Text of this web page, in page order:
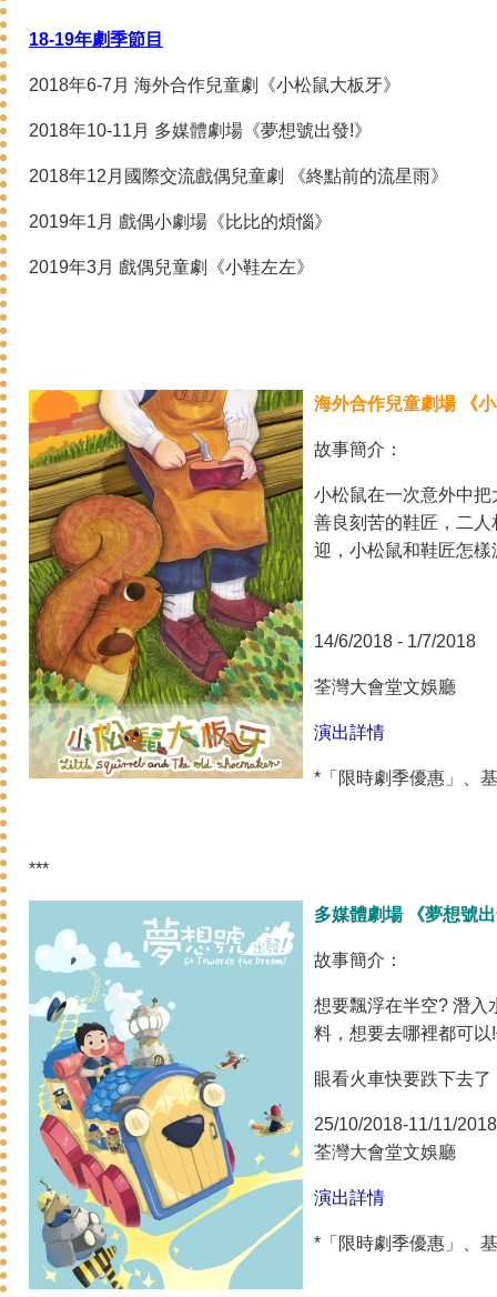
18-19年劇季節目
2018年6-7月 海外合作兒童劇《小松鼠大板牙》
2018年10-11月 多媒體劇場《夢想號出發!》
2018年12月國際交流戲偶兒童劇 《終點前的流星雨》
2019年1月 戲偶小劇場《比比的煩惱》
2019年3月 戲偶兒童劇《小鞋左左》
海外合作兒童劇場 《
故事簡介：
小松鼠在一次意外中
善良刻苦的鞋匠，二
迎，小松鼠和鞋匠怎樣
14/6/2018 - 1/7/2018
荃灣大會堂文娛廳
演出詳情
*「限時劇季優惠」、
***
多媒體劇場 《夢想號
故事簡介：
想要飄浮在半空? 潛入
料，想要去哪裡都可
眼看火車快要跌下去
25/10/2018-11/11/2018
荃灣大會堂文娛廳
演出詳情
*「限時劇季優惠」、